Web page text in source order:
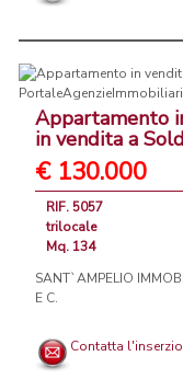
Appartamento
in vendita a
€ 130.000
RIF. 5057
trilocale
Mq. 134
SANT`AMPELIO
E C.
Contatta